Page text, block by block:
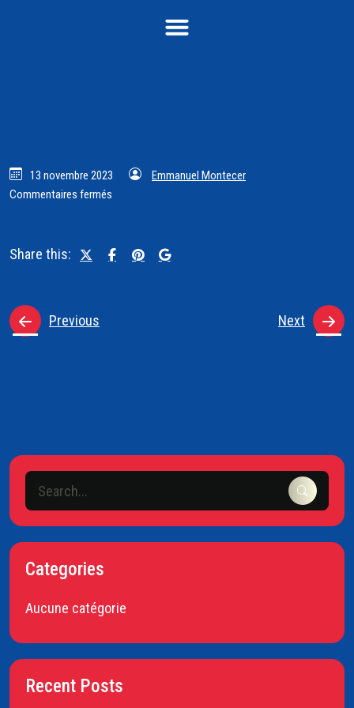
13 novembre 2023
Emmanuel Montecer
Commentaires fermés
Share this:
Previous Next
Categories
Aucune catégorie
Recent Posts